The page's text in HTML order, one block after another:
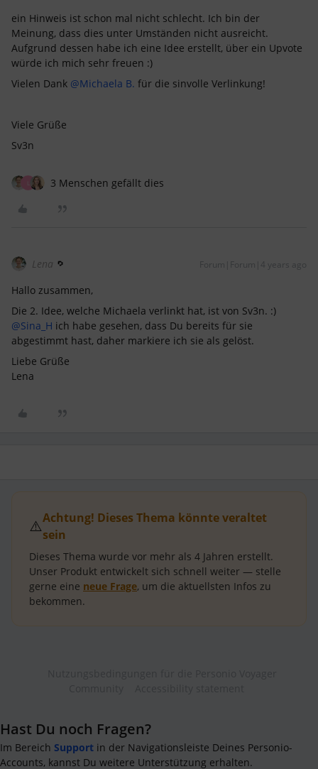
ein Hinweis ist schon mal nicht schlecht. Ich bin der
Meinung, dass dies unter Umständen nicht ausreicht.
Aufgrund dessen habe ich eine Idee erstellt, über ein Upvote
würde ich mich sehr freuen :)
Vielen Dank @Michaela B. für die sinvolle Verlinkung!
Viele Grüße
Sv3n
3 Menschen gefällt dies
Lena Forum|Forum|4 years ago
Hallo zusammen,
Die 2. Idee, welche Michaela verlinkt hat, ist von Sv3n. :)
@Sina_H ich habe gesehen, dass Du bereits für sie
abgestimmt hast, daher markiere ich sie als gelöst.
Liebe Grüße
Lena
⚠️Achtung! Dieses Thema könnte veraltet
sein
Dieses Thema wurde vor mehr als 4 Jahren erstellt.
Unser Produkt entwickelt sich schnell weiter — stelle
gerne eine neue Frage, um die aktuellsten Infos zu
bekommen.
Hast Du noch Fragen?
Im Bereich Support in der Navigationsleiste Deines Personio-
Accounts, kannst Du weitere Unterstützung erhalten.